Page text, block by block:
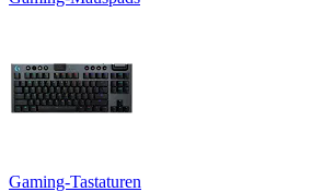
Gaming-Tastaturen